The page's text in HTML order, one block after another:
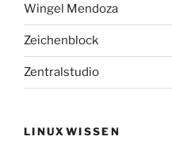
Wingel Mendoza
Zeichenblock
Zentralstudio
LINUXWISSEN